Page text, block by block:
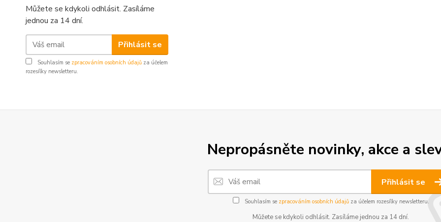
Můžete se kdykoli odhlásit. Zasíláme
jednou za 14 dní.
Přihlásit se
Souhlasím se zpracováním osobních údajů za účelem
rozesílky newsletteru.
Nepropásněte novinky, akce a
Přihlásit se
Souhlasím se zpracováním osobních údajůza účelem rozesílky newsletteru.
Můžete se kdykoli odhlásit. Zasíláme jednou za 14 dní.